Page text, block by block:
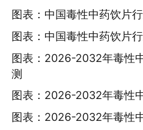
图表：中国毒性中药饮片
图表：中国毒性中药饮片
图表：2026-2032年毒性
测
图表：2026-2032年毒性
图表：2026-2032年毒性